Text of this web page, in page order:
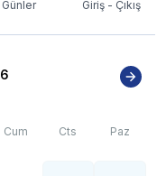
de
Giriş - Çıkış
Cum Cts Paz